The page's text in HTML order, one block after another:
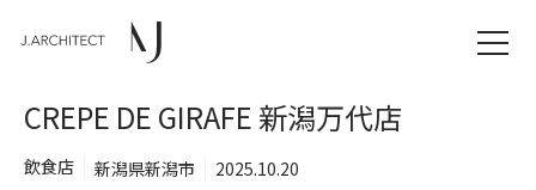
CREPE DE GIRAFE 新潟万代店
飲食店 新潟県新潟市 2025.10.20